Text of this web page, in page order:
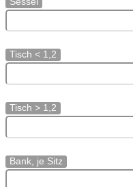
Tisch < 1,2
Tisch > 1,2
Bank, je Sitz